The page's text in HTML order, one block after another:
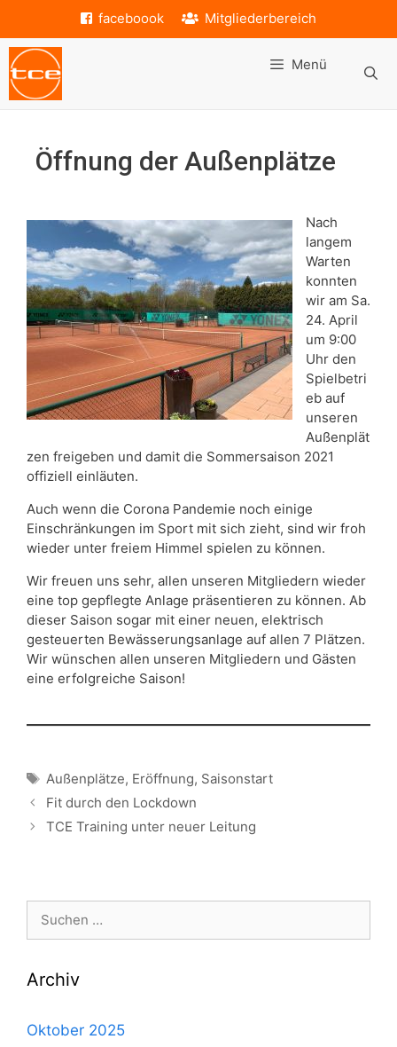
springen
faceboook Mitgliederbereich
Menü
Öffnung der Außenplätze
Nach
langem
Warten
konnten
wir am Sa.
24. April
um 9:00
Uhr den
Spielbetri
eb auf
unseren
Außenplät
zen freigeben und damit die Sommersaison 2021
offiziell einläuten.
Auch wenn die Corona Pandemie noch einige
Einschränkungen im Sport mit sich zieht, sind wir froh
wieder unter freiem Himmel spielen zu können.
Wir freuen uns sehr, allen unseren Mitgliedern wieder
eine top gepflegte Anlage präsentieren zu können. Ab
dieser Saison sogar mit einer neuen, elektrisch
gesteuerten Bewässerungsanlage auf allen 7 Plätzen.
Wir wünschen allen unseren Mitgliedern und Gästen
eine erfolgreiche Saison!
Schlagwörter
Außenplätze, Eröffnung, Saisonstart
Fit durch den Lockdown
TCE Training unter neuer Leitung
Suche
Archiv
Oktober 2025